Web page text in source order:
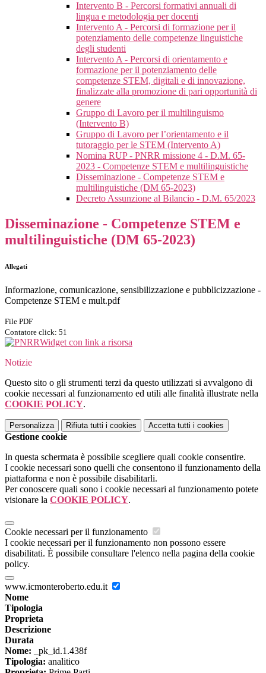
Intervento B - Percorsi formativi annuali di
lingua e metodologia per docenti
Intervento A - Percorsi di formazione per il
potenziamento delle competenze linguistiche
degli studenti
Intervento A - Percorsi di orientamento e
formazione per il potenziamento delle
competenze STEM, digitali e di innovazione,
finalizzate alla promozione di pari opportunità di
genere
Gruppo di Lavoro per il multilinguismo
(Intervento B)
Gruppo di Lavoro per l’orientamento e il
tutoraggio per le STEM (Intervento A)
Nomina RUP - PNRR missione 4 - D.M. 65-
2023 - Competenze STEM e multilinguistiche
Disseminazione - Competenze STEM e
multilinguistiche (DM 65-2023)
Decreto Assunzione al Bilancio - D.M. 65/2023
Disseminazione - Competenze STEM e
multilinguistiche (DM 65-2023)
Allegati
Informazione, comunicazione, sensibilizzazione e pubblicizzazione -
Competenze STEM e mult.pdf
File PDF
Contatore click: 51
Widget con link a risorsa
Notizie
Questo sito o gli strumenti terzi da questo utilizzati si avvalgono di
cookie necessari al funzionamento ed utili alle finalità illustrate nella
COOKIE POLICY.
Personalizza Rifiuta tutti i cookies Accetta tutti i cookies
Gestione cookie
In questa schermata è possibile scegliere quali cookie consentire.
I cookie necessari sono quelli che consentono il funzionamento della
piattaforma e non è possibile disabilitarli.
Per conoscere quali sono i cookie necessari al funzionamento potete
visionare la COOKIE POLICY.
Cookie necessari per il funzionamento
I cookie necessari per il funzionamento non possono essere
disabilitati. È possibile consultare l'elenco nella pagina della cookie
policy.
www.icmonteroberto.edu.it
Nome
Tipologia
Proprieta
Descrizione
Durata
Nome: _pk_id.1.438f
Tipologia: analitico